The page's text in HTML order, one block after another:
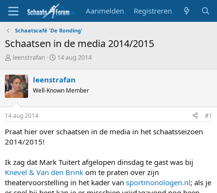
Aanmelden Registreren
Schaatscafé 'De Ronding'
Schaatsen in de media 2014/2015
T
p
i
c
s
t
a
t
e
leenstrafan
S
r
t
a
m
14 aug 2014
leenstrafan
Well-Known Member
14 aug 2014 #1
Praat hier over schaatsen in de media in het schaatsseizoen
2014/2015!
Ik zag dat Mark Tuitert afgelopen dinsdag te gast was bij
Knevel & Van den Brink om te praten over zijn
theatervoorstelling in het kader van sportmonologen.nl; als je